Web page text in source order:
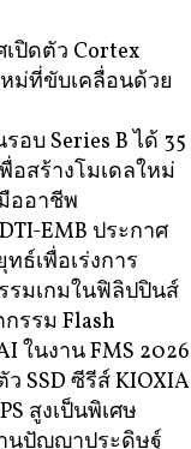
ปิดตัว Cortex
ม่ที่ขับเคลื่อนด้วย
บ Series B ได้ 35
อสร้างโมเดลใหม่
ออาชีพ
EMB ประกาศ
ธ์เพื่อเร่งการ
รมเกมในฟิลิปปินส์
รรม Flash
ในงาน FMS 2026
SSD ซีรีส์ KIOXIA
สูงเป็นพิเศษ
นปัญญาประดิษฐ์